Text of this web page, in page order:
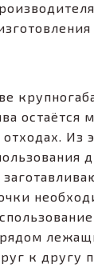
остаётся
Из
к другу